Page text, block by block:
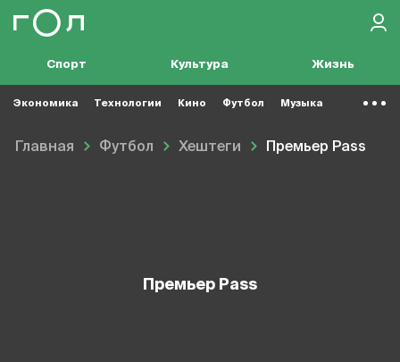
Спорт Культура Жизнь
Экономика Технологии Кино Футбол Музыка
Главная Футбол Хештеги Премьер Pass
Премьер Pass